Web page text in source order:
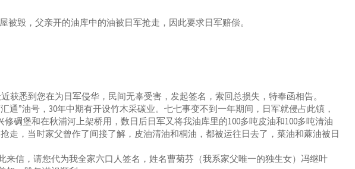
毁，父亲开的油库中的油被日军抢走，因此要求日军赔偿。
悉到您在为日军侵华，民间无辜受害，发起签名，索回总损失，特奉函相告。
”油号，30年中期有开设竹木采碳业。七七事变不到一年期间，日军就侵占此镇，
碉堡和在秋浦河上架桥用，数日后日军又将我油库里的100多吨皮油和100多吨清油
走，当时家父曾作了间接了解，皮油清油和桐油，都被运往日去了，菜油和蔴油被日
信，请您代为我全家六口人签名，姓名曹菊芬（我系家父唯一的独生女）冯继叶